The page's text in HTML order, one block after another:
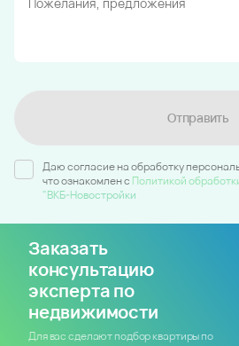
Отправить
Даю согласие на обработку
что ознакомлен c Политикой
"ВКБ-Новостройки
Заказать
консультацию
эксперта по
недвижимости
Для вас сделают подбор квартиры по